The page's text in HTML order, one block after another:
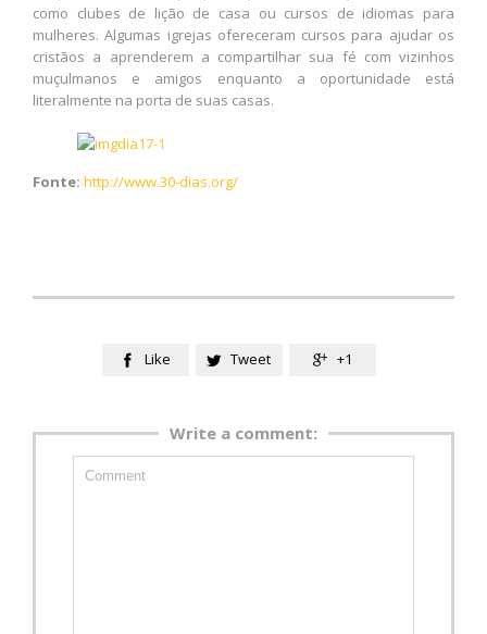
como clubes de lição de casa ou cursos de idiomas para
mulheres. Algumas igrejas ofereceram cursos para ajudar os
cristãos a aprenderem a compartilhar sua fé com vizinhos
muçulmanos e amigos enquanto a oportunidade está
literalmente na porta de suas casas.
Fonte: http://www.30-dias.org/
 Like  Tweet  +1
Write a comment: